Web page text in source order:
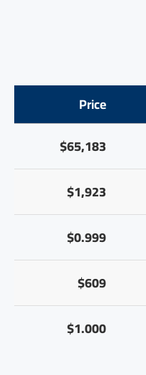
Price
$65,183
$1,923
$0.999
$609
$1.000